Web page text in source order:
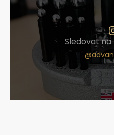
Sledovat